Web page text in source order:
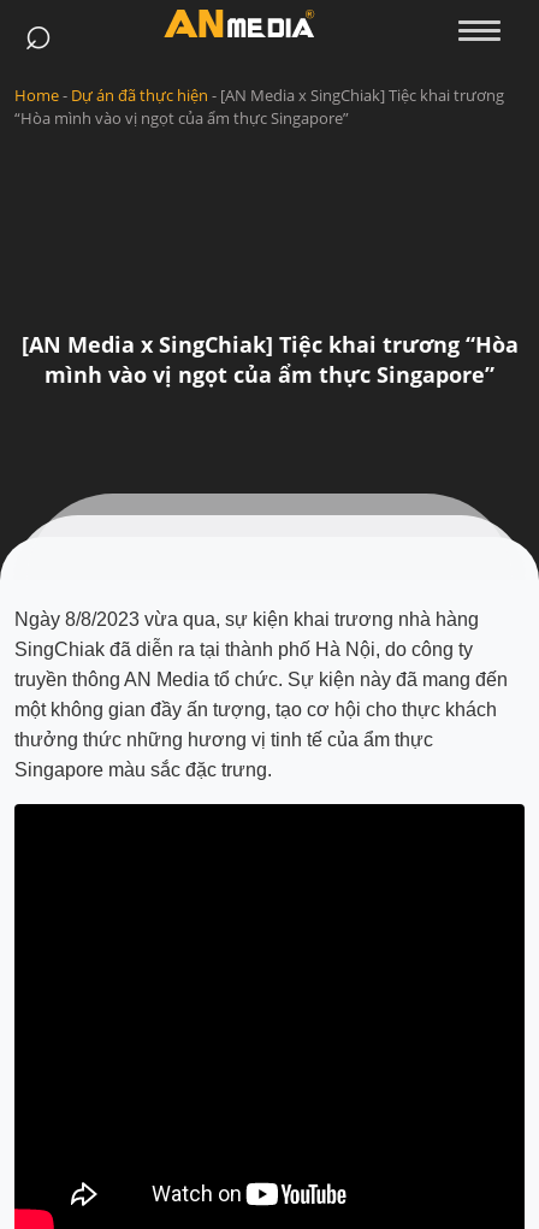
⌕
Home- Dự án đã thực hiện - [AN Media x SingChiak] Tiệc khai trương
“Hòa mình vào vị ngọt của ẩm thực Singapore”
[AN Media x SingChiak] Tiệc khai trương “Hòa
mình vào vị ngọt của ẩm thực Singapore”
Ngày 8/8/2023 vừa qua, sự kiện khai trương nhà hàng
SingChiak đã diễn ra tại thành phố Hà Nội, do công ty
truyền thông AN Media tổ chức. Sự kiện này đã mang đến
một không gian đầy ấn tượng, tạo cơ hội cho thực khách
thưởng thức những hương vị tinh tế của ẩm thực
Singapore màu sắc đặc trưng.